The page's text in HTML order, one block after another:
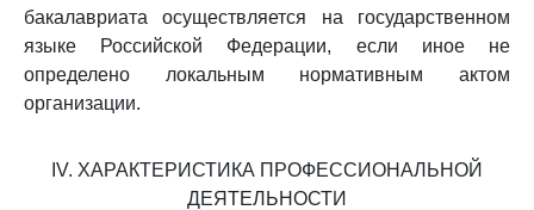
бакалавриата осуществляется на государственном
языке Российской Федерации, если иное не
определено локальным нормативным актом
организации.
IV. ХАРАКТЕРИСТИКА ПРОФЕССИОНАЛЬНОЙ
ДЕЯТЕЛЬНОСТИ